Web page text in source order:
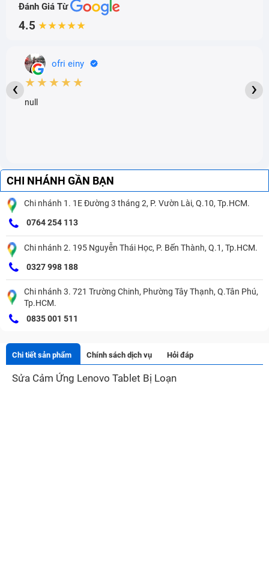
Đánh Giá Từ
4.5 ★★★★★
ofri einy
★★★★★
null
‹ ›
CHI NHÁNH GẦN BẠN
Chi nhánh 1. 1E Đường 3 tháng 2, P. Vườn Lài, Q.10, Tp.HCM.
0764 254 113
Chi nhánh 2. 195 Nguyễn Thái Học, P. Bến Thành, Q.1, Tp.HCM.
0327 998 188
Chi nhánh 3. 721 Trường Chinh, Phường Tây Thạnh, Q.Tân Phú,
Tp.HCM.
0835 001 511
Chi tiết sản phẩm Chính sách dịch vụ Hỏi đáp
Sửa Cảm Ứng Lenovo Tablet Bị Loạn